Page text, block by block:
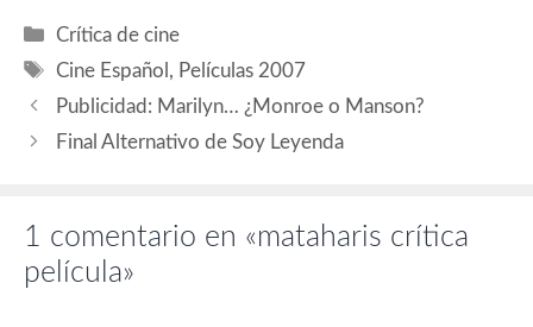
Leániz Tatiana Rodríguez
Josep Bonet Fotografía
Categorías
Crítica de cine
Etiquetas
Cine Español , Películas 2007
Publicidad: Marilyn… ¿Monroe o Manson?
Final Alternativo de Soy Leyenda
1 comentario en «mataharis crítica
película»